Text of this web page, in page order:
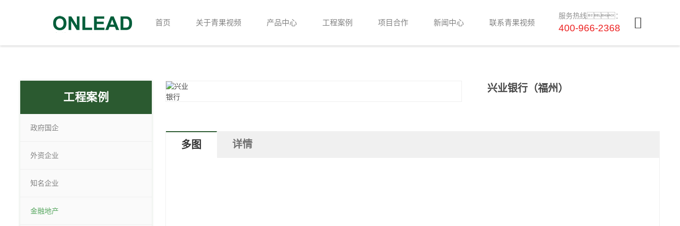
首页 关于青果视频 产品中心 工程案例 项目合作 新闻中心 联系青果视频
服务热线：
400-966-2368
工程案例
政府国企
外资企业
知名企业
金融地产
兴业银行（福州）
多图 详情